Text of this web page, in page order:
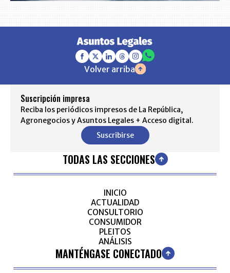
Volver arriba
Suscripción impresa
Reciba los periódicos impresos de La República,
Agronegocios y Asuntos Legales + Acceso digital.
Suscribirse
TODAS LAS SECCIONES
INICIO
ACTUALIDAD
CONSULTORIO
CONSUMIDOR
PLEITOS
ANÁLISIS
MANTÉNGASE CONECTADO